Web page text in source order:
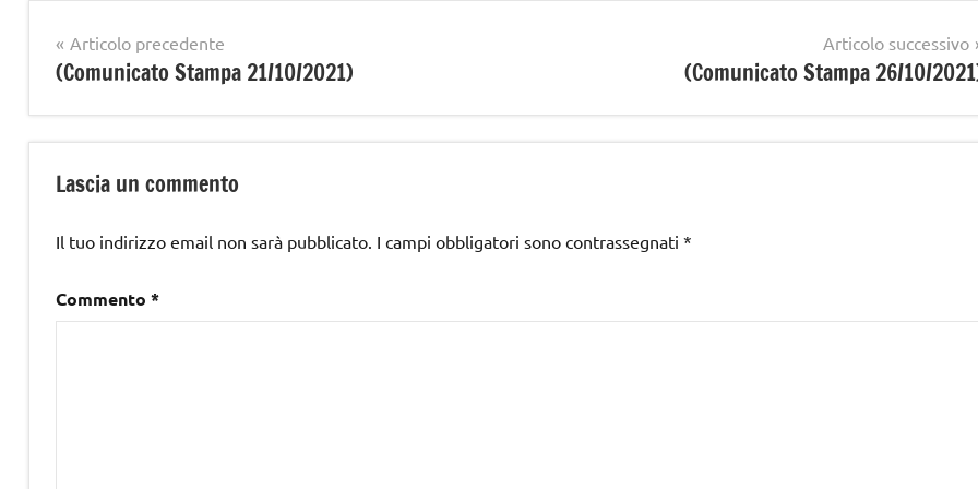
Navigazione
articoli
Articolo precedente
(Comunicato Stampa 21/10/2021)
Articolo successivo
(Comunicato Stampa 26/10/
Lascia un commento
Il tuo indirizzo email non sarà pubblicato. I campi obbligatori sono contrassegnati *
Commento *